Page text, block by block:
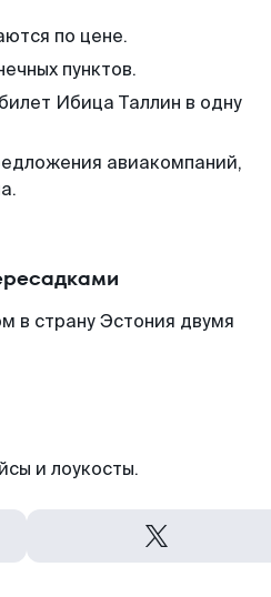
по цене.
пунктов.
Ибица Таллин в одну
авиакомпаний,
в страну Эстония двумя
и лоукосты.